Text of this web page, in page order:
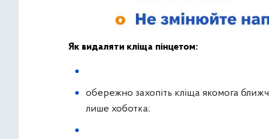
Як видаляти кліща пінцетом:
обережно захопіть кліща якомога
лише хоботка;